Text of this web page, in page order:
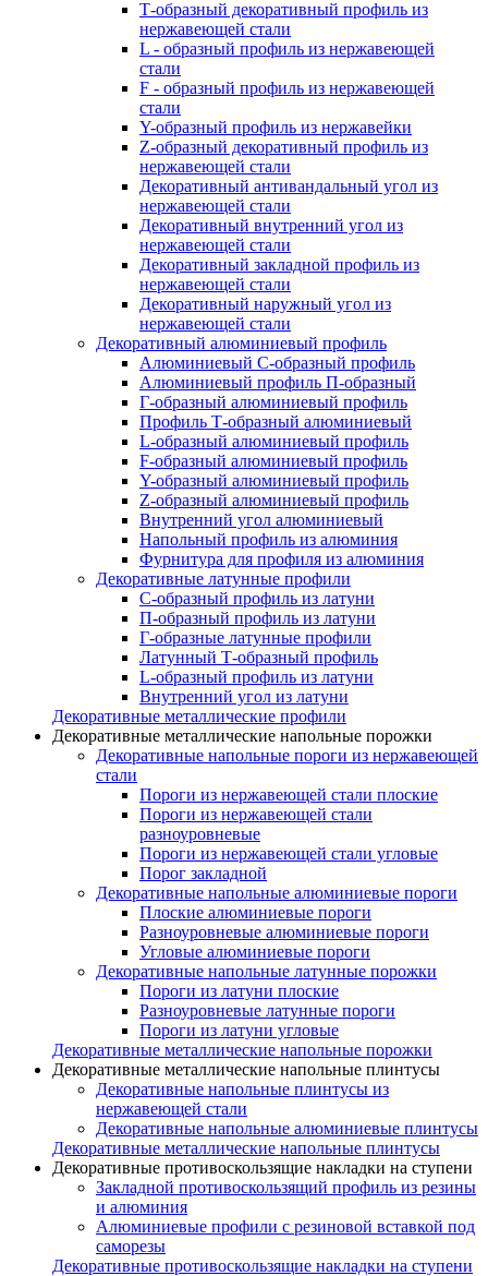
Т-образный декоративный профиль из
нержавеющей стали
L - образный профиль из нержавеющей
стали
F - образный профиль из нержавеющей
стали
Y-образный профиль из нержавейки
Z-образный декоративный профиль из
нержавеющей стали
Декоративный антивандальный угол из
нержавеющей стали
Декоративный внутренний угол из
нержавеющей стали
Декоративный закладной профиль из
нержавеющей стали
Декоративный наружный угол из
нержавеющей стали
Декоративный алюминиевый профиль
Алюминиевый С-образный профиль
Алюминиевый профиль П-образный
Г-образный алюминиевый профиль
Профиль Т-образный алюминиевый
L-образный алюминиевый профиль
F-образный алюминиевый профиль
Y-образный алюминиевый профиль
Z-образный алюминиевый профиль
Внутренний угол алюминиевый
Напольный профиль из алюминия
Фурнитура для профиля из алюминия
Декоративные латунные профили
C-образный профиль из латуни
П-образный профиль из латуни
Г-образные латунные профили
Латунный Т-образный профиль
L-образный профиль из латуни
Внутренний угол из латуни
Декоративные металлические профили
Декоративные металлические напольные порожки
Декоративные напольные пороги из нержавеющей
стали
Пороги из нержавеющей стали плоские
Пороги из нержавеющей стали
разноуровневые
Пороги из нержавеющей стали угловые
Порог закладной
Декоративные напольные алюминиевые пороги
Плоские алюминиевые пороги
Разноуровневые алюминиевые пороги
Угловые алюминиевые пороги
Декоративные напольные латунные порожки
Пороги из латуни плоские
Разноуровневые латунные пороги
Пороги из латуни угловые
Декоративные металлические напольные порожки
Декоративные металлические напольные плинтусы
Декоративные напольные плинтусы из
нержавеющей стали
Декоративные напольные алюминиевые плинтусы
Декоративные металлические напольные плинтусы
Декоративные противоскользящие накладки на ступени
Закладной противоскользящий профиль из резины
и алюминия
Алюминиевые профили с резиновой вставкой под
саморезы
Декоративные противоскользящие накладки на ступени